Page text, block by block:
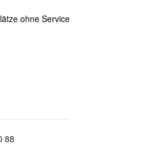
ohne Service
88